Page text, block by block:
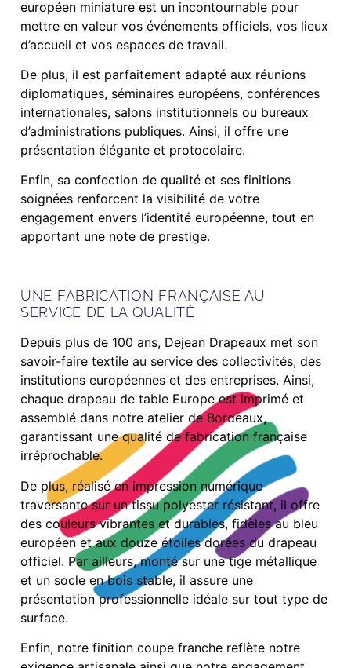
européen miniature est un incontournable pour
mettre en valeur vos événements officiels, vos lieux
d’accueil et vos espaces de travail.
De plus, il est parfaitement adapté aux réunions
diplomatiques, séminaires européens, conférences
internationales, salons institutionnels ou bureaux
d’administrations publiques. Ainsi, il offre une
présentation élégante et protocolaire.
Enfin, sa confection de qualité et ses finitions
soignées renforcent la visibilité de votre
engagement envers l’identité européenne, tout en
apportant une note de prestige.
UNE FABRICATION FRANÇAISE AU
SERVICE DE LA QUALITÉ
Depuis plus de 100 ans, Dejean Drapeaux met son
savoir-faire textile au service des collectivités, des
institutions européennes et des entreprises. Ainsi,
chaque drapeau de table Europe est imprimé et
assemblé dans notre atelier de Bordeaux,
garantissant une qualité de fabrication française
irréprochable.
De plus, réalisé en impression numérique
traversante sur un tissu polyester résistant, il offre
des couleurs vibrantes et durables, fidèles au bleu
européen et aux douze étoiles dorées du drapeau
officiel. Par ailleurs, monté sur une tige métallique
et un socle en bois stable, il assure une
présentation professionnelle idéale sur tout type de
surface.
Enfin, notre finition coupe franche reflète notre